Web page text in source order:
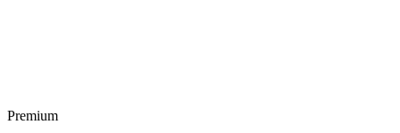
Premium